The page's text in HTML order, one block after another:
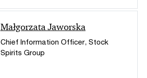
Małgorzata Jaworska
Chief Information Officer, Stock
Spirits Group